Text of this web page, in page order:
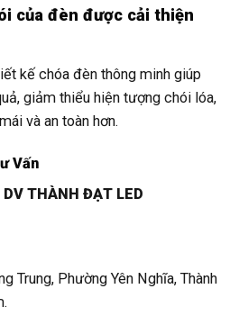
của đèn được cải thiện
kế chóa đèn thông minh giúp
giảm thiểu hiện tượng chói lóa,
và an toàn hơn.
Vấn
THÀNH ĐẠT LED
Trung, Phường Yên Nghĩa, Thành